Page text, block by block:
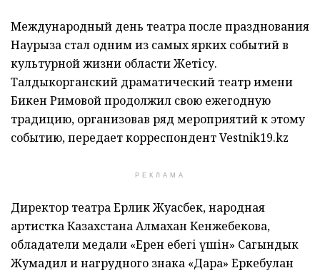
Международный день театра после празднования
Наурыза стал одним из самых ярких событий в
культурной жизни области Жетісу.
Талдыкорганский драматический театр имени
Бикен Римовой продолжил свою ежегодную
традицию, организовав ряд мероприятий к этому
событию, передает корреспондент Vestnik19.kz
РЕКЛАМА
Директор театра Ерлик Жуасбек, народная
артистка Казахстана Алмахан Кенжебекова,
обладатели медали «Ерен еңбегі үшін» Сагындык
Жумадил и нагрудного знака «Дара» Еркебулан